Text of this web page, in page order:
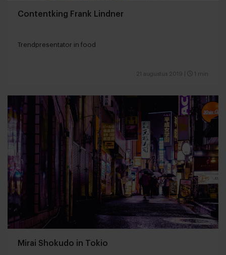
Contentking Frank Lindner
Trendpresentator in food
21 augustus 2019 1 min
Mirai Shokudo in Tokio